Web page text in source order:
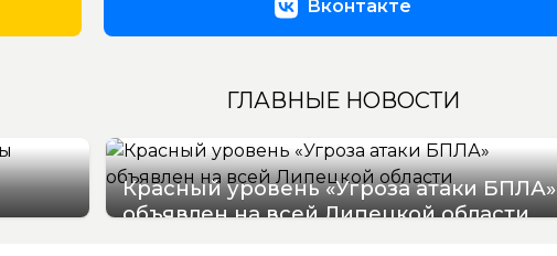
Вконтакте
ГЛАВНЫЕ НОВОСТИ
Красный уровень «Угроза атаки БПЛА»
объявлен на всей Липецкой области